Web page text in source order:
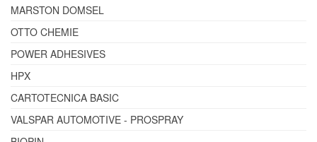
MARSTON DOMSEL
OTTO CHEMIE
POWER ADHESIVES
HPX
CARTOTECNICA BASIC
VALSPAR AUTOMOTIVE - PROSPRAY